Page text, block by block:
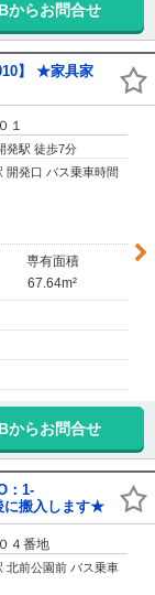
からお問合せ
】 ★家具家
１
発駅 徒歩7分
開発口 バス乗車時間
専有面積
67.64m²
からお問合せ
：1-
に搬入します★
４番地
北前公園前 バス乗車